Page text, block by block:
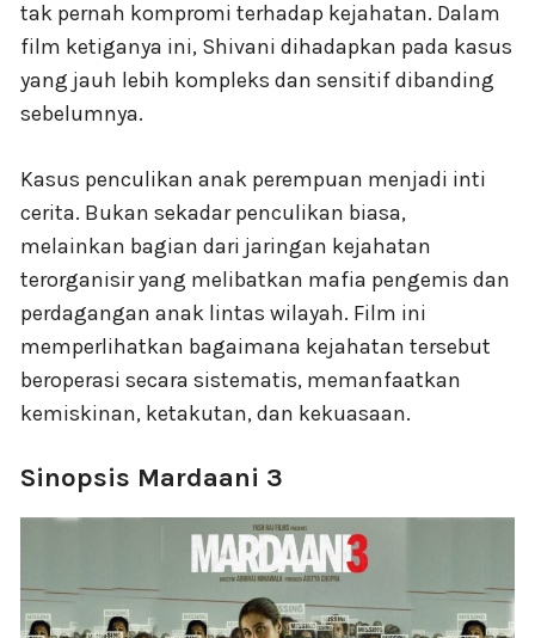
tak pernah kompromi terhadap kejahatan. Dalam
film ketiganya ini, Shivani dihadapkan pada kasus
yang jauh lebih kompleks dan sensitif dibanding
sebelumnya.
Kasus penculikan anak perempuan menjadi inti
cerita. Bukan sekadar penculikan biasa,
melainkan bagian dari jaringan kejahatan
terorganisir yang melibatkan mafia pengemis dan
perdagangan anak lintas wilayah. Film ini
memperlihatkan bagaimana kejahatan tersebut
beroperasi secara sistematis, memanfaatkan
kemiskinan, ketakutan, dan kekuasaan.
Sinopsis Mardaani 3